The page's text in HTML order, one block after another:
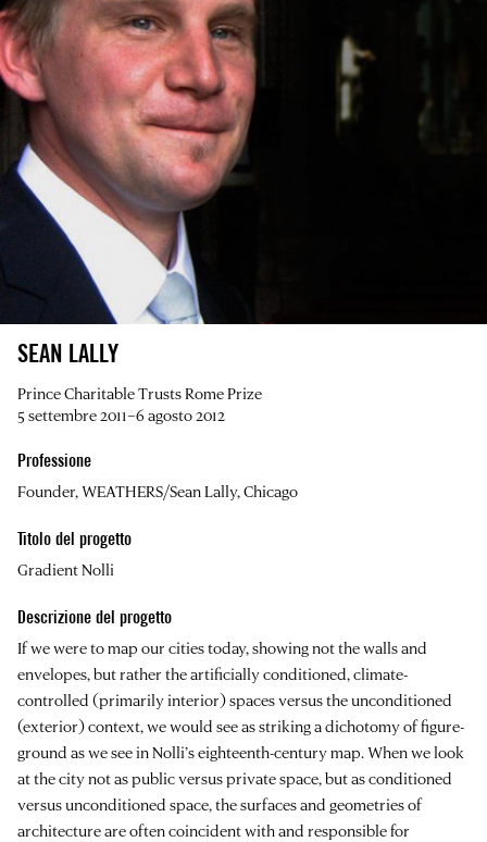
SEAN LALLY
Prince Charitable Trusts Rome Prize
5 settembre 2011–6 agosto 2012
Professione
Founder, WEATHERS/Sean Lally, Chicago
Titolo del progetto
Gradient Nolli
Descrizione del progetto
If we were to map our cities today, showing not the walls and
envelopes, but rather the artificially conditioned, climate-
controlled (primarily interior) spaces versus the unconditioned
(exterior) context, we would see as striking a dichotomy of figure-
ground as we see in Nolli’s eighteenth-century map. When we look
at the city not as public versus private space, but as conditioned
versus unconditioned space, the surfaces and geometries of
architecture are often coincident with and responsible for